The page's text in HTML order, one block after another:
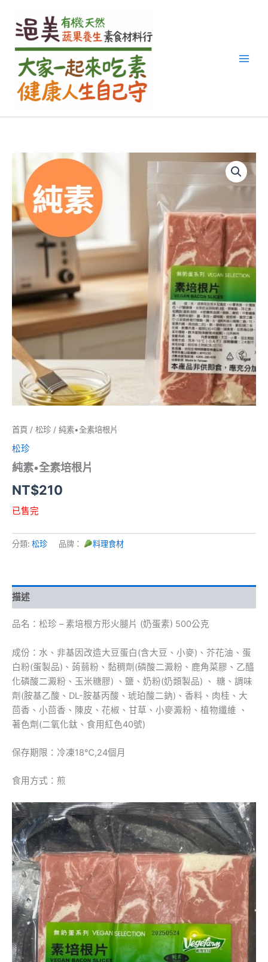
首頁 / 松珍 / 純素•全素培根片
松珍
純素•全素培根片
NT$210
已售完
分類: 松珍 品牌： 料理食材
描述
品名：松珍 – 素培根方形火腿片 (奶蛋素) 500公克
成份：水、非基因改造大豆蛋白(含大豆、小麥)、芥花油、蛋
白粉(蛋製品)、蒟蒻粉、黏稠劑(磷酸二澱粉、鹿角菜膠、乙醯
化磷酸二澱粉、玉米糖膠) 、鹽、奶粉(奶類製品) 、 糖、調味
劑(胺基乙酸、DL-胺基丙酸、琥珀酸二鈉)、香料、肉桂、大
茴香、小茴香、陳皮、花椒、甘草、小麥澱粉、植物纖維 、
著色劑(二氧化鈦、食用紅色40號)
保存期限：冷凍18℃,24個月
食用方式：煎
關
字